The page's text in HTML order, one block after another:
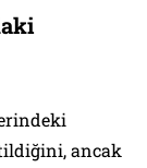
ancak